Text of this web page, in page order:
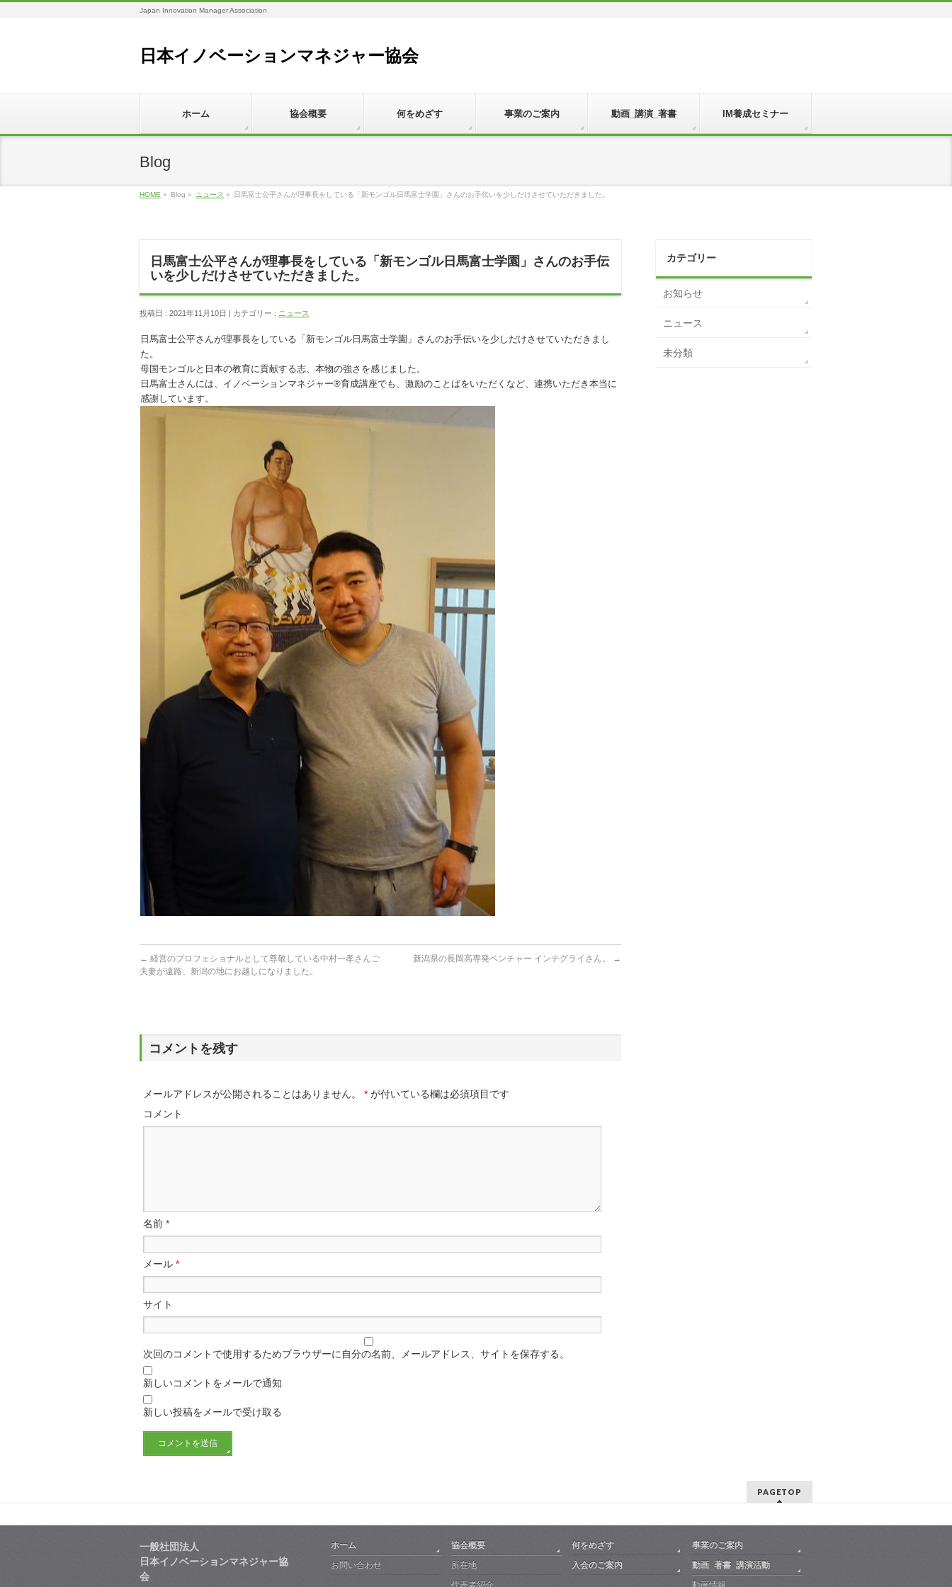
Japan Innovation Manager Association
日本イノベーションマネジャー協会
ホーム 協会概要 何をめざす 事業のご案内 動画_講演_著書 IM養成セミナー
Blog
HOME » Blog » ニュース » 日馬富士公平さんが理事長をしている「新モンゴル日馬富士学園」さんのお手伝いを少しだけさせていただきました。
日馬富士公平さんが理事長をしている「新モンゴル日馬富士学園」さんのお手伝
いを少しだけさせていただきました。
投稿日 : 2021年11月10日 | カテゴリー : ニュース
日馬富士公平さんが理事長をしている「新モンゴル日馬富士学園」さんのお手伝いを少しだけさせていただきまし
た。
母国モンゴルと日本の教育に貢献する志、本物の強さを感じました。
日馬富士さんには、イノベーションマネジャー®育成講座でも、激励のことばをいただくなど、連携いただき本当に
感謝しています。
← 経営のプロフェショナルとして尊敬している中村一孝さんご
夫妻が遠路、新潟の地にお越しになりました。
新潟県の長岡高専発ベンチャー インテグライさん。 →
コメントを残す
メールアドレスが公開されることはありません。 * が付いている欄は必須項目です
コメント
名前 *
メール *
サイト
次回のコメントで使用するためブラウザーに自分の名前、メールアドレス、サイトを保存する。
新しいコメントをメールで通知
新しい投稿をメールで受け取る
カテゴリー
お知らせ
ニュース
未分類
PAGETOP
一般社団法人
日本イノベーションマネジャー協
会
ホーム
お問い合わせ
協会概要
所在地
代表者紹介
何をめざす
事業のご案内
入会のご案内
動画_著書_講演活動
動画情報